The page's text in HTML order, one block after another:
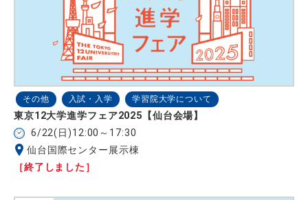
その他 入試・入学 学習院大学について
東京12大学進学フェア2025【仙台会場】
6/22(日)12:00～17:30
仙台国際センター展示棟
［終了しました］